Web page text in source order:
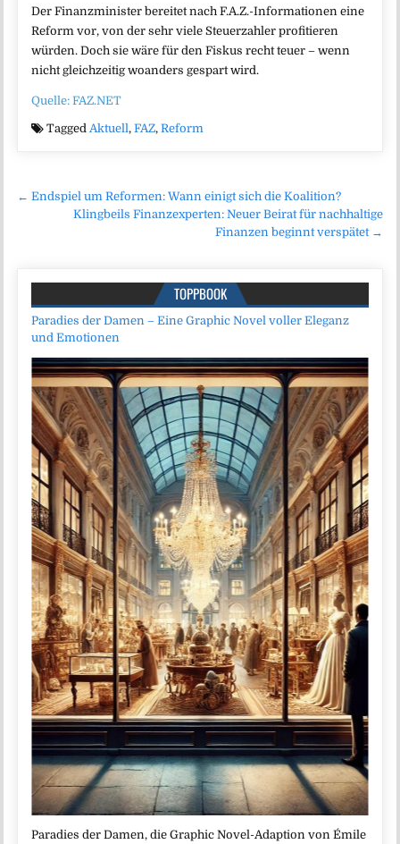
Der Finanzminister bereitet nach F.A.Z.-Informationen eine
Reform vor, von der sehr viele Steuerzahler profitieren
würden. Doch sie wäre für den Fiskus recht teuer – wenn
nicht gleichzeitig woanders gespart wird.
Quelle: FAZ.NET
Tagged Aktuell ,FAZ,Reform
Beitragsnavigation
← Endspiel um Reformen: Wann einigt sich die Koalition?
Klingbeils Finanzexperten: Neuer Beirat für nachhaltige
Finanzen beginnt verspätet →
TOPPBOOK
Paradies der Damen – Eine Graphic Novel voller Eleganz
und Emotionen
Paradies der Damen, die Graphic Novel-Adaption von Émile